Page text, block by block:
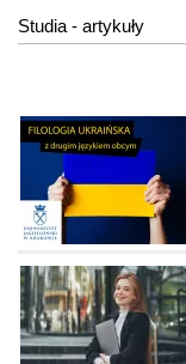
Studia - artykuły